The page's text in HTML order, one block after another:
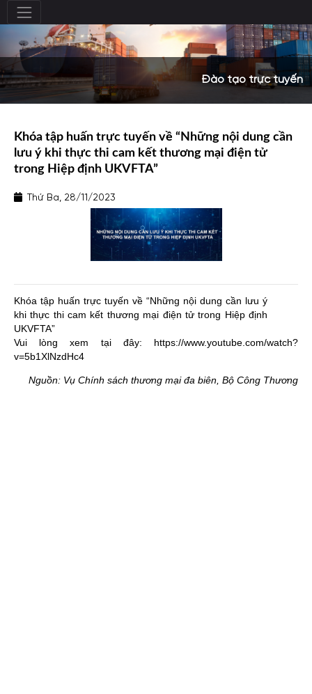
Đào tạo trực tuyến
Khóa tập huấn trực tuyến về “Những nội dung cần
lưu ý khi thực thi cam kết thương mại điện tử
trong Hiệp định UKVFTA”
Thứ Ba, 28/11/2023
Khóa tập huấn trực tuyến về “Những nội dung cần lưu ý
khi thực thi cam kết thương mại điện tử trong Hiệp định
UKVFTA”
Vui lòng xem tại đây: https://www.youtube.com/watch?
v=5b1XlNzdHc4
Nguồn: Vụ Chính sách thương mại đa biên, Bộ Công Thương